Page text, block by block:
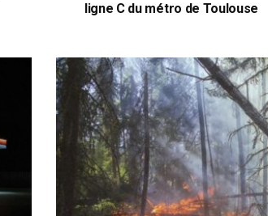
ligne C du métro de Toulouse